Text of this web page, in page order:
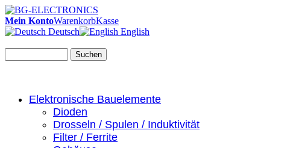
Mein KontoWarenkorbKasse
Deutsch
English
Suchen
Elektronische Bauelemente
Dioden
Drosseln / Spulen / Induktivität
Filter / Ferrite